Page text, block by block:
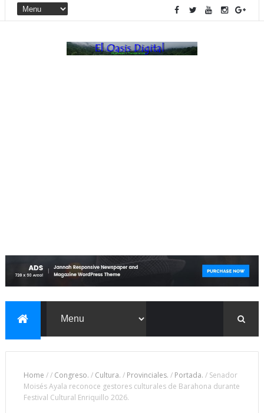
Home // Congreso. / Cultura. / Provinciales. / Portada. / Senador
Moisés Ayala reconoce gestores culturales de Barahona durante
Festival Cultural Enriquillo 2026.